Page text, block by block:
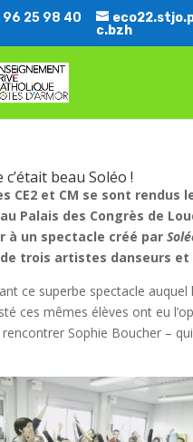
96 25 98 40
c.bzh
c’était beau Soléo !
CE2 et CM se sont rendus
Palais des Congrès de
à un spectacle créé par
trois artistes danseurs et
superbe spectacle auquel
ces mêmes élèves ont eu
rencontrer Sophie Boucher –